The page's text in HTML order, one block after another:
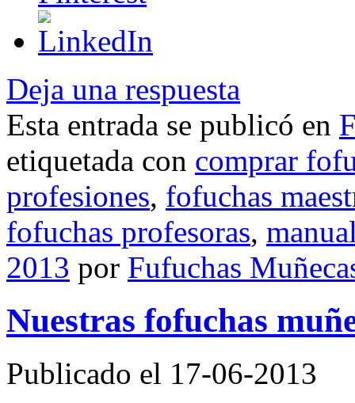
Deja una respuesta
Esta entrada se publicó en
etiquetada con comprar
profesiones, fofuchas
fofuchas profesoras,
2013 por Fufuchas
Nuestras fofuchas
Publicado el 17-06-2013